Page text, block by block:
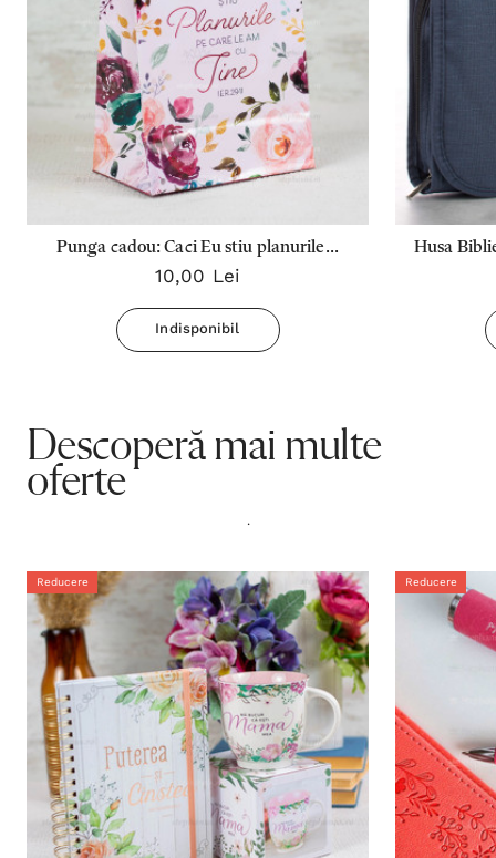
Punga cadou: Caci Eu stiu planurile...
10,00 Lei
Indisponibil
Husa
Descoperă mai multe
oferte
.
Reducere Reducere